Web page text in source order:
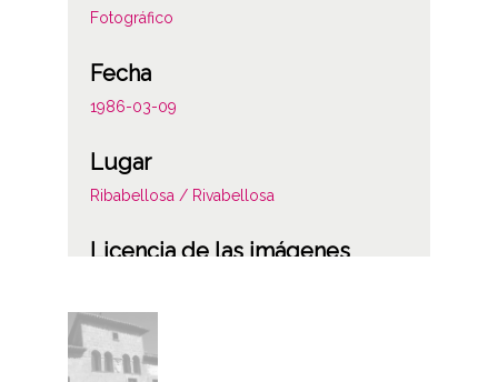
Fotográfico
Fecha
1986-03-09
Lugar
Ribabellosa / Rivabellosa
Licencia de las imágenes